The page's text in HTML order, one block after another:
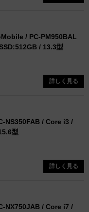
/ PC-PM950BAL
/ 13.3型
詳しく見る
NS350FAB / Core i3 /
型
詳しく見る
NX750JAB / Core i7 /